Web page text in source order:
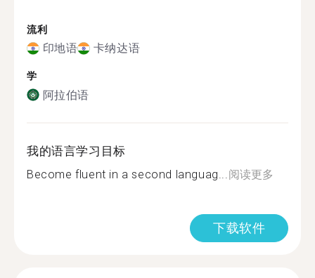
流利
印地语 卡纳达语
学
阿拉伯语
我的语言学习目标
Become fluent in a second languag... 阅读更多
下载软件